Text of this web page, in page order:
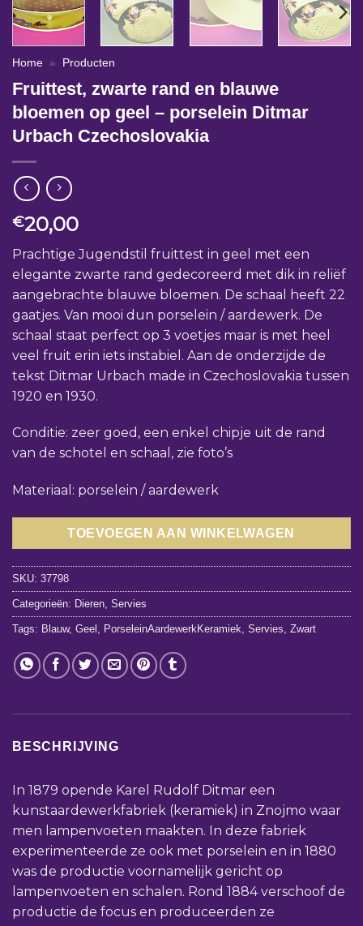
Home » Producten
Fruittest, zwarte rand en blauwe
bloemen op geel – porselein Ditmar
Urbach Czechoslovakia
€20,00
Prachtige Jugendstil fruittest in geel met een
elegante zwarte rand gedecoreerd met dik in reliëf
aangebrachte blauwe bloemen. De schaal heeft 22
gaatjes. Van mooi dun porselein / aardewerk. De
schaal staat perfect op 3 voetjes maar is met heel
veel fruit erin iets instabiel. Aan de onderzijde de
tekst Ditmar Urbach made in Czechoslovakia tussen
1920 en 1930.
Conditie: zeer goed, een enkel chipje uit de rand
van de schotel en schaal, zie foto’s
Materiaal: porselein / aardewerk
TOEVOEGEN AAN WINKELWAGEN
SKU: 37798
Categorieën: Dieren Servies
Tags: Blauw, Geel PorseleinAardewerkKeramiek Servies Zwart
BESCHRIJVING
In 1879 opende Karel Rudolf Ditmar een
kunstaardewerkfabriek (keramiek) in Znojmo waar
men lampenvoeten maakten. In deze fabriek
experimenteerde ze ook met porselein en in 1880
was de productie voornamelijk gericht op
lampenvoeten en schalen. Rond 1884 verschoof de
productie de focus en produceerden ze